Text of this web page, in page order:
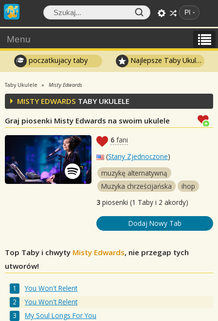
Pl
Menu
poczatkujacy taby Najlepsze Taby Ukulele
Taby Ukulele Misty Edwards
MISTY EDWARDS TABY UKULELE
Graj piosenki Misty Edwards na swoim ukulele
6 fani
(Stany Zjednoczone)
muzykę alternatywną
Muzyka chrześcijańska
ihop
3 piosenki (1 Taby i 2 akordy)
Dodaj Nowy Tab
Top Taby i chwyty Misty Edwards, nie przegap tych
utworów!
You Won't Relent
You Won't Relent
My Soul Longs For You